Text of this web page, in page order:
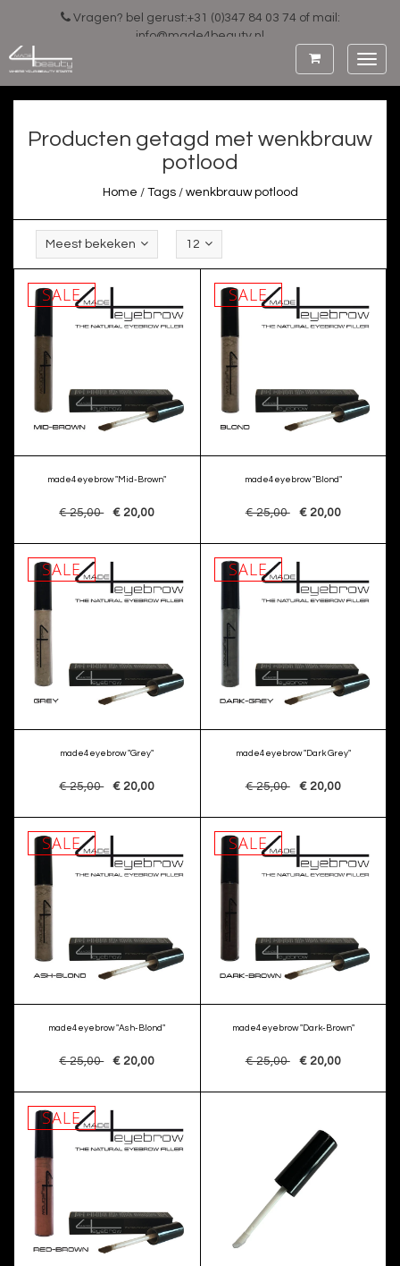
Vragen? bel gerust:+31 (0)347 84 03 74 of mail:
info@made4beauty.nl
Producten getagd met wenkbrauw
potlood
Home / Tags/ wenkbrauw potlood
Meest bekeken 12
SALE
made4eyebrow "Mid-Brown"
€ 25,00 € 20,00
SALE
made4eyebrow "Blond"
€ 25,00 € 20,00
SALE
made4eyebrow "Grey"
€ 25,00 € 20,00
SALE
made4eyebrow "Dark Grey"
€ 25,00 € 20,00
SALE
made4eyebrow "Ash-Blond"
€ 25,00 € 20,00
SALE
made4eyebrow "Dark-Brown"
€ 25,00 € 20,00
SALE